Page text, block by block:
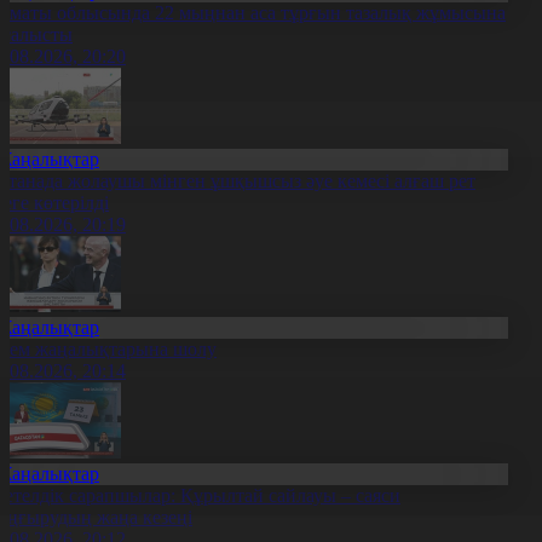
облысында 22 мыңнан аса тұрғын тазалық жұмысына
20:20
жолаушы мінген ұшқышсыз әуе кемесі алғаш рет
көтерілді
20:19
жаңалықтарына шолу
20:14
сарапшылар: Құрылтай сайлауы – саяси
жаңа кезеңі